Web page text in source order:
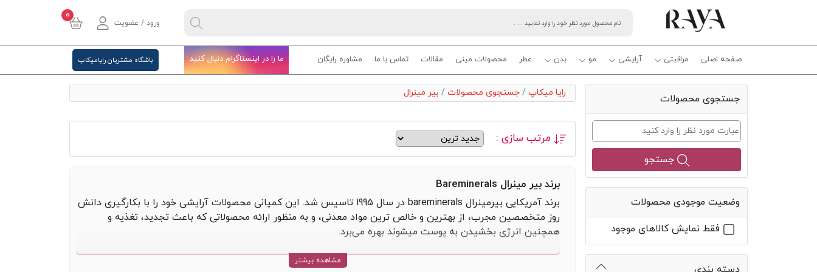
ورود / عضویت
0
صفحه اصلی مراقبتی آرایشی مو بدن عطر محصولات مینی مقالات تماس با ما مشاوره رایگان ما را در اینستاگرام دنبال کنید باشگاه مشتریان رایامیکاپ
رایا میکاپ / جستجوی محصولات / بیر مینرال
مرتب سازی :
برند بیر مینرال Bareminerals
برند آمریکایی بیرمینرال bareminerals در سال 1995 تاسیس شد. این کمپانی محصولات آرایشی خود را با بکارگیری دانش
روز متخصصین مجرب، از بهترین و خالص ترین مواد معدنی، و به منظور ارائه محصولاتی که باعث تجدید، تغذیه و
همچنین انرژی بخشیدن به پوست میشوند بهره می‌برد.
محصولات برند بیرمینرالز مشاهده بیشتر
جستجوی محصولات
جستجو
وضعیت موجودی محصولات
فقط نمایش کالاهای موجود